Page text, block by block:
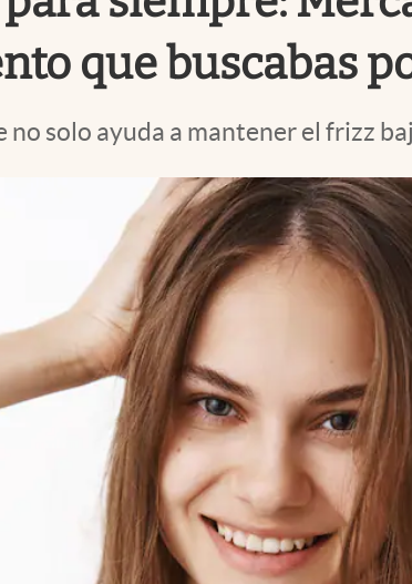
que buscabas
no solo ayuda a mantener el frizz